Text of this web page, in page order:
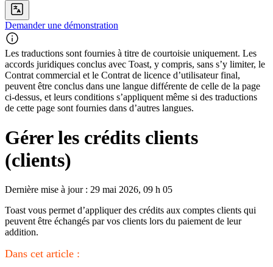
Demander une démonstration
Les traductions sont fournies à titre de courtoisie uniquement. Les
accords juridiques conclus avec Toast, y compris, sans s’y limiter, le
Contrat commercial et le Contrat de licence d’utilisateur final,
peuvent être conclus dans une langue différente de celle de la page
ci-dessus, et leurs conditions s’appliquent même si des traductions
de cette page sont fournies dans d’autres langues.
Gérer les crédits clients
(clients)
Dernière mise à jour : 29 mai 2026, 09 h 05
Toast vous permet d’appliquer des crédits aux comptes clients qui
peuvent être échangés par vos clients lors du paiement de leur
addition.
Dans cet article :